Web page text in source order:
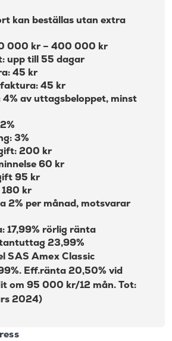
kan beställas utan extra
000 kr – 400 000 kr
upp till 55 dagar
45 kr
45 kr
av uttagsbeloppet, minst
3%
200 kr
60 kr
95 kr
kr
2% per månad, motsvarar
17,99% rörlig ränta
23,99%
SAS Amex Classic
Eff.ränta 20,50% vid
om 95 000 kr/12 mån. Tot:
2024)